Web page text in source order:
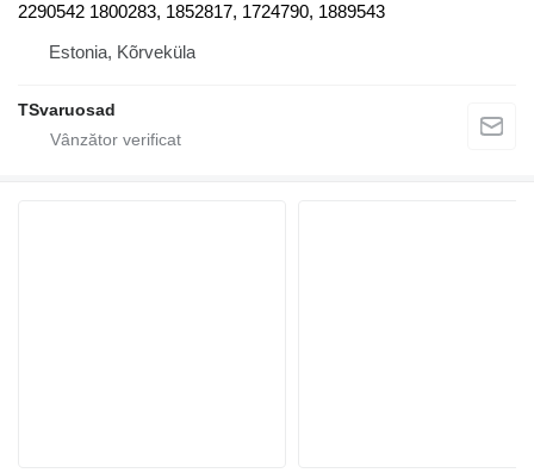
2290542 1800283, 1852817, 1724790, 1889543
Estonia, Kõrveküla
TSvaruosad